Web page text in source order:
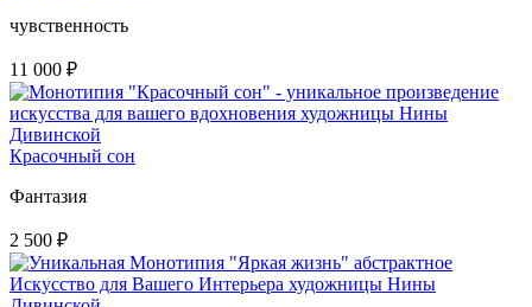
чувственность
11 000 ₽
Красочный сон
Фантазия
2 500 ₽